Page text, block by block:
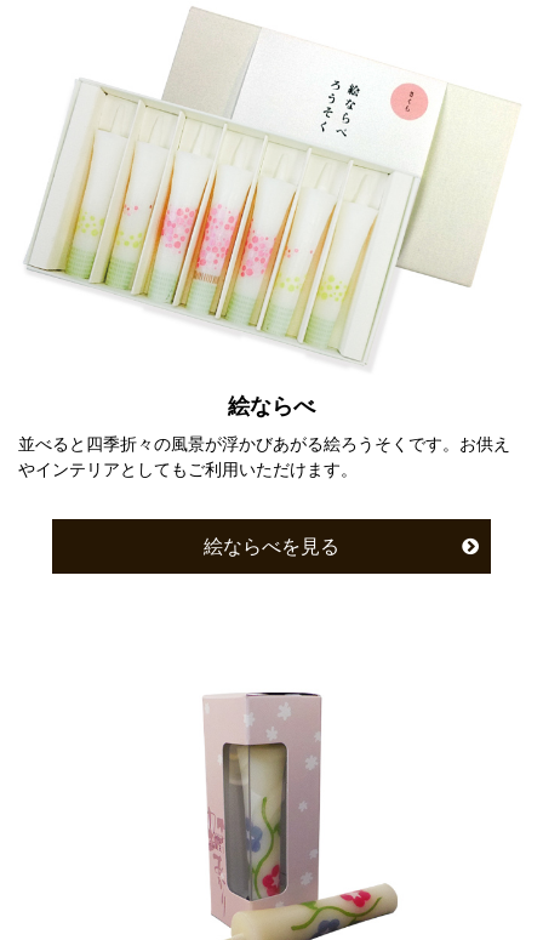
絵ならべ
並べると四季折々の風景が浮かびあがる絵ろうそくです。お供え
やインテリアとしてもご利用いただけます。
絵ならべを見る